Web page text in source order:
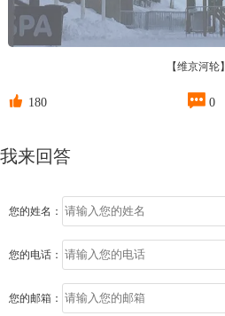
【维京河轮】
 180  0
我来回答
您的姓名：
您的电话：
您的邮箱：